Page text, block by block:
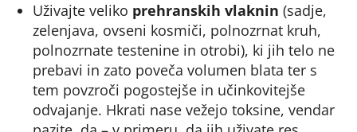
Uživajte veliko prehranskih vlaknin (sadje,
zelenjava, ovseni kosmiči, polnozrnat kruh,
polnozrnate testenine in otrobi), ki jih telo ne
prebavi in zato poveča volumen blata ter s
tem povzroči pogostejše in učinkovitejše
odvajanje. Hkrati nase vežejo toksine, vendar